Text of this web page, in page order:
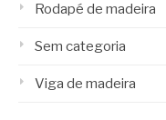
Rodapé de madeira
Sem categoria
Viga de madeira